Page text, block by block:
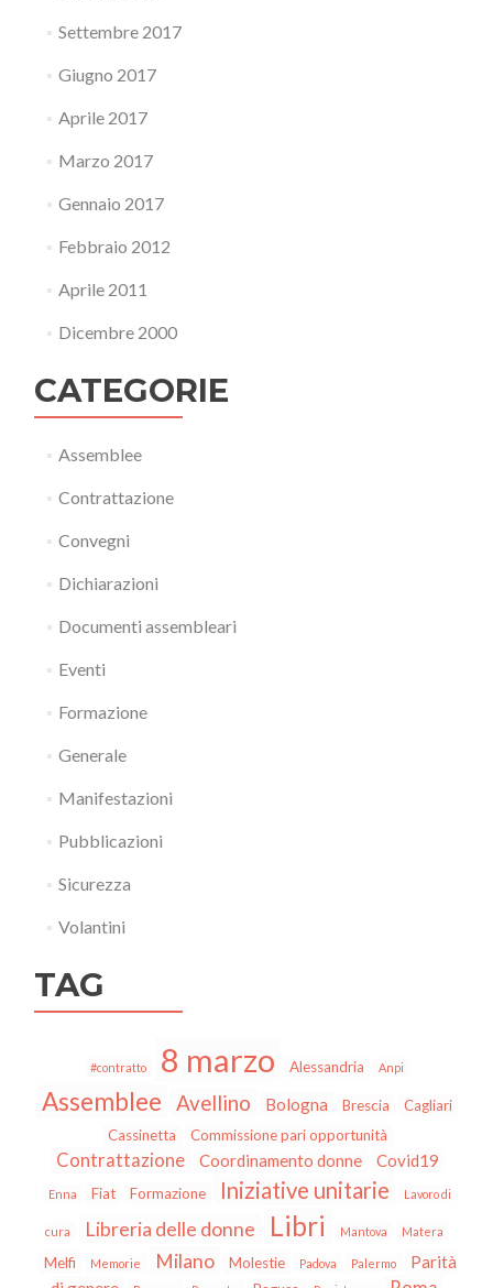
Settembre 2017
Giugno 2017
Aprile 2017
Marzo 2017
Gennaio 2017
Febbraio 2012
Aprile 2011
Dicembre 2000
CATEGORIE
Assemblee
Contrattazione
Convegni
Dichiarazioni
Documenti assembleari
Eventi
Formazione
Generale
Manifestazioni
Pubblicazioni
Sicurezza
Volantini
TAG
#contratto 8 marzo Alessandria Anpi
Assemblee Avellino Bologna Brescia
Cagliari
Cassinetta
Commissione pari opportunità
Contrattazione Coordinamento donne Covid19
Enna Fiat Formazione Iniziative unitarie Lavoro di
cura Libreria delle donne Libri Mantova Matera
Melfi Memorie Milano Molestie Padova Palermo
Parità